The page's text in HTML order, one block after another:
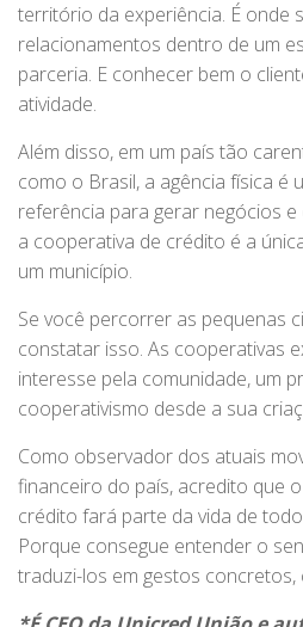
território da experiência. É onde
relacionamentos dentro de um
parceria. E conhecer bem o
atividade.
Além disso, em um país tão
como o Brasil, a agência física é
referência para gerar negócios
a cooperativa de crédito é a
um município.
Se você percorrer as pequenas
constatar isso. As cooperativas
interesse pela comunidade, um
cooperativismo desde a sua
Como observador dos atuais
financeiro do país, acredito que
crédito fará parte da vida de
Porque consegue entender o
traduzi-los em gestos